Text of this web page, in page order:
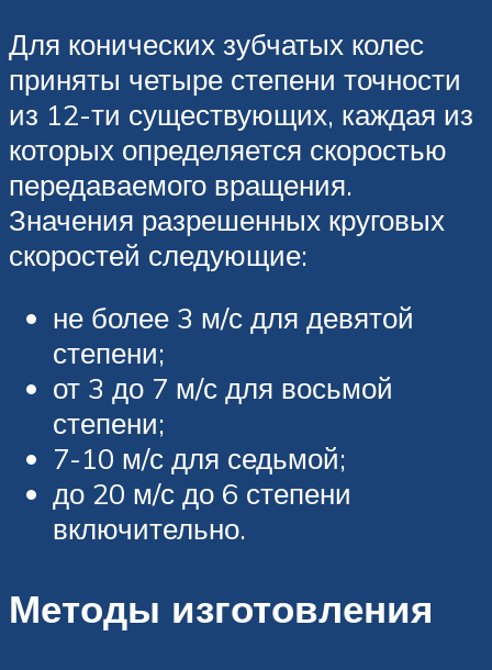
Для конических зубчатых колес
приняты четыре степени точности
из 12-ти существующих, каждая из
которых определяется скоростью
передаваемого вращения.
Значения разрешенных круговых
скоростей следующие:
не более 3 м/с для девятой
степени;
от 3 до 7 м/с для восьмой
степени;
7-10 м/с для седьмой;
до 20 м/с до 6 степени
включительно.
Методы изготовления